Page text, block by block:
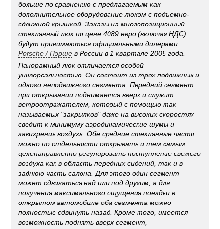
больше по сравнению с предлагаемым как
дополнительное оборудование люком с подъемно-
сдвижной крышкой. Заказы на многопозиционный
стеклянный люк по цене 4089 евро (включая НДС)
будут принимаються официальными дилерами
Porsche / Порше в России в 1 квартале 2005 года.
Панорамный люк отличается особой
универсальностью. Он состоит из трех подвижных и
одного неподвижного сегмента. Передний сегмент
при открывании поднимается вверх и служит
ветроотражателем, который с помощью так
называемых "закрылков" даже на высоких скоростях
сводит к минимуму аэродинамические шумы и
завихрения воздуха. Обе средние стеклянные части
можно по отдельности открывать и тем самым
целенаправленно регулировать поступление свежего
воздуха как в область передних сидений, так и в
заднюю часть салона. Для этого один сегмент
может сдвигаться над или под другим, а для
получения максимального ощущения поездки в
открытом автомобиле оба сегмента можно
полностью сдвинуть назад. Кроме того, имеется
возможность поднять вверх сегмент,